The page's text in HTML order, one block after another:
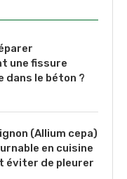
une fissure
le béton ?
(Allium cepa)
en cuisine
éviter de pleurer